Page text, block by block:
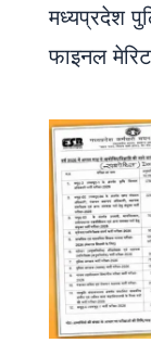
मध्यप्रदेश
फाइनल